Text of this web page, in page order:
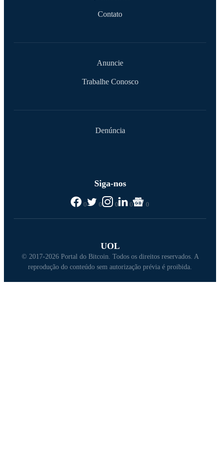
Contato
Anuncie
Trabalhe Conosco
Denúncia
Siga-nos
0 0 0 0 0
UOL
© 2017-2026 Portal do Bitcoin. Todos os direitos reservados. A
reprodução do conteúdo sem autorização prévia é proibida.